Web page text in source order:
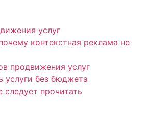
услуг
контекстная реклама не
продвижения услуг
услуги без бюджета
следует прочитать